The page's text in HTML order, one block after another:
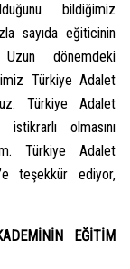
bildiğimiz
sayıda eğiticinin
dönemdeki
Türkiye Adalet
Türkiye Adalet
olmasını
Türkiye Adalet
teşekkür ediyor,
EĞİTİM